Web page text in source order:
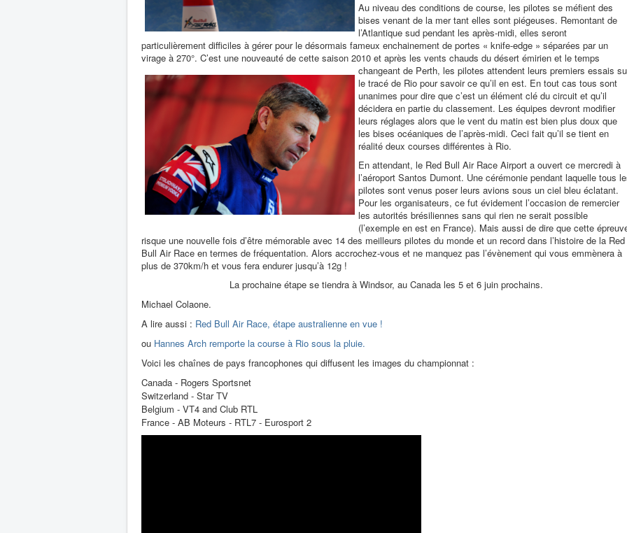
Au niveau des conditions de course, les pilotes se méfient des
bises venant de la mer tant elles sont piégeuses. Remontant de
l’Atlantique sud pendant les après-midi, elles seront
particulièrement difficiles à gérer pour le désormais fameux enchainement de portes « knife-edge » séparées par un
virage à 270°. C’est une nouveauté de cette saison 2010 et après les vents chauds du désert émirien et le temps
changeant de Perth, les pilotes attendent leurs premiers essais
le tracé de Rio pour savoir ce qu’il en est. En tout cas tous sont
unanimes pour dire que c’est un élément clé du circuit et qu’il
décidera en partie du classement. Les équipes devront modifier
leurs réglages alors que le vent du matin est bien plus doux que
les bises océaniques de l’après-midi. Ceci fait qu’il se tient en
réalité deux courses différentes à Rio.
En attendant, le Red Bull Air Race Airport a ouvert ce mercredi à
l’aéroport Santos Dumont. Une cérémonie pendant laquelle tous
pilotes sont venus poser leurs avions sous un ciel bleu éclatant.
Pour les organisateurs, ce fut évidement l’occasion de remercier
les autorités brésiliennes sans qui rien ne serait possible
(l’exemple en est en France). Mais aussi de dire que cette
risque une nouvelle fois d’être mémorable avec 14 des meilleurs pilotes du monde et un record dans l’histoire de la Red
Bull Air Race en termes de fréquentation. Alors accrochez-vous et ne manquez pas l’évènement qui vous emmènera à
plus de 370km/h et vous fera endurer jusqu’à 12g !
La prochaine étape se tiendra à Windsor, au Canada les 5 et 6 juin prochains.
Michael Colaone.
A lire aussi : Red Bull Air Race, étape australienne en vue !
ou Hannes Arch remporte la course à Rio sous la pluie.
Voici les chaînes de pays francophones qui diffusent les images du championnat :
Canada - Rogers Sportsnet
Switzerland - Star TV
Belgium - VT4 and Club RTL
France - AB Moteurs - RTL7 - Eurosport 2